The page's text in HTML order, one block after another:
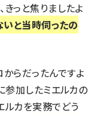
っと焦りましたよ
と当時伺ったの
らだったんですよ
参加したミエルカの
ルカを実務でどう